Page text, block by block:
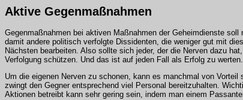
Aktive Gegenmaßnahmen
Gegenmaßnahmen bei aktiven Maßnahmen der Geheimdienste
damit andere politisch verfolgte Dissidenten, die weniger gut mit
Nächsten bearbeiten. Also sollte sich jeder, der die Nerven dazu
Verfolgung schützen. Und das ist auf jeden Fall als Erfolg zu werten.
Um die eigenen Nerven zu schonen, kann es manchmal von
zwingt den Gegner entsprechend viel Personal bereitzuhalten.
Aktionen betreibt kann sehr gering sein, indem man einem